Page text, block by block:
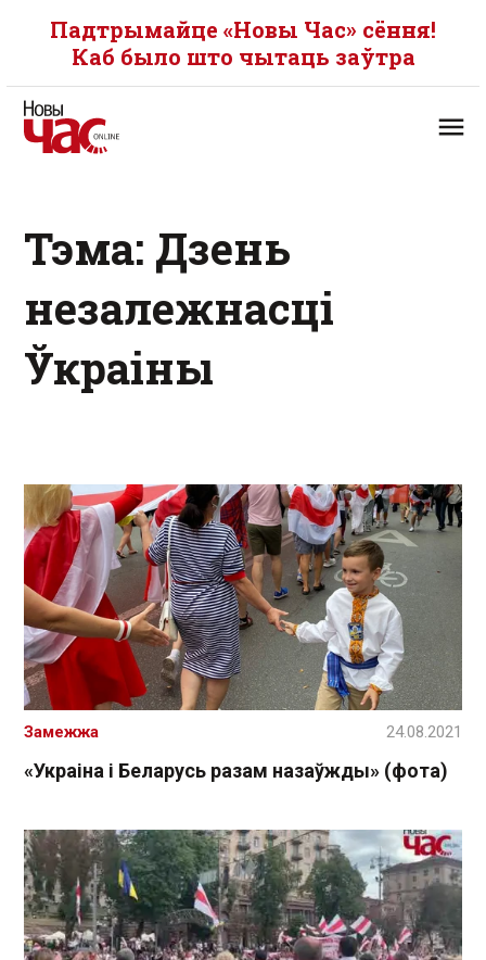
Падтрымайце «Новы Час» сёння!
Каб было што чытаць заўтра
Тэма: Дзень
незалежнасці
Ўкраіны
«Украіна і Беларусь разам назаўжды» (фота)
Замежжа 24.08.2021